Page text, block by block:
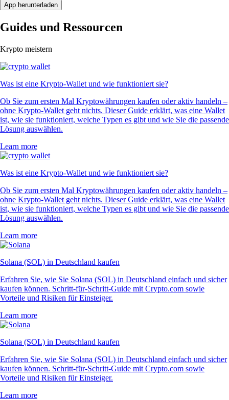
App herunterladen
Guides und Ressourcen
Krypto meistern
Was ist eine Krypto-Wallet und wie funktioniert sie?
Ob Sie zum ersten Mal Kryptowährungen kaufen oder aktiv handeln –
ohne Krypto-Wallet geht nichts. Dieser Guide erklärt, was eine Wallet
ist, wie sie funktioniert, welche Typen es gibt und wie Sie die passende
Lösung auswählen.
Learn more
Was ist eine Krypto-Wallet und wie funktioniert sie?
Ob Sie zum ersten Mal Kryptowährungen kaufen oder aktiv handeln –
ohne Krypto-Wallet geht nichts. Dieser Guide erklärt, was eine Wallet
ist, wie sie funktioniert, welche Typen es gibt und wie Sie die passende
Lösung auswählen.
Learn more
Solana (SOL) in Deutschland kaufen
Erfahren Sie, wie Sie Solana (SOL) in Deutschland einfach und sicher
kaufen können. Schritt-für-Schritt-Guide mit Crypto.com sowie
Vorteile und Risiken für Einsteiger.
Learn more
Solana (SOL) in Deutschland kaufen
Erfahren Sie, wie Sie Solana (SOL) in Deutschland einfach und sicher
kaufen können. Schritt-für-Schritt-Guide mit Crypto.com sowie
Vorteile und Risiken für Einsteiger.
Learn more